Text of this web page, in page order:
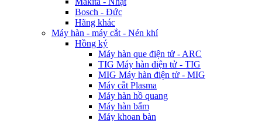
Bosch - Đức
Hãng khác
Máy hàn - máy cắt - Nén khí
Hồng ký
Máy hàn que điện tử - ARC
TIG Máy hàn điện tử - TIG
MIG Máy hàn điện tử - MIG
Máy cắt Plasma
Máy hàn hồ quang
Máy hàn bẩm
Máy khoan bàn